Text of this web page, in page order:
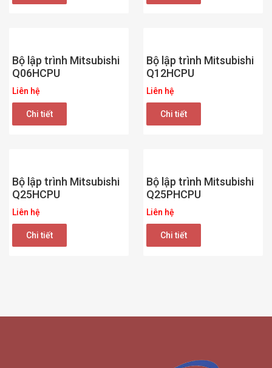
Bộ lập trình Mitsubishi
Q06HCPU
Liên hệ
Chi tiết
Bộ lập trình Mitsubishi
Q12HCPU
Liên hệ
Chi tiết
Bộ lập trình Mitsubishi
Q25HCPU
Liên hệ
Chi tiết
Bộ lập trình Mitsubishi
Q25PHCPU
Liên hệ
Chi tiết